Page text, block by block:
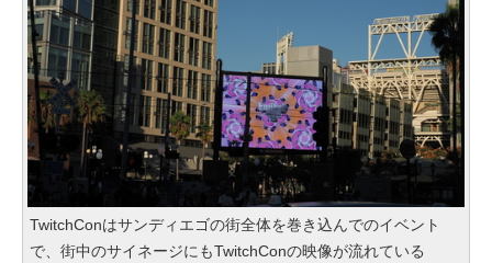
TwitchConはサンディエゴの街全体を巻き込んでのイベント
で、街中のサイネージにもTwitchConの映像が流れている